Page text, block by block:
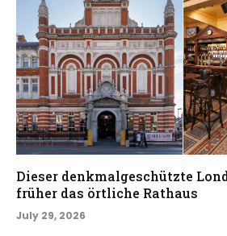
Dieser denkmalgeschützte
früher das örtliche Rathaus
July 29, 2026